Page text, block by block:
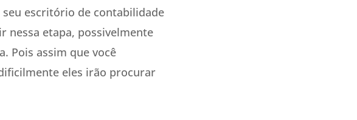
escritório de contabilidade
nessa etapa, possivelmente
Pois assim que você
eles irão procurar